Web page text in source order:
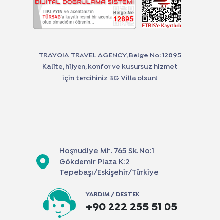
TRAVOIA TRAVEL AGENCY, Belge No: 12895
Kalite, hijyen, konfor ve kusursuz hizmet
için tercihiniz BG Villa olsun!
Hoşnudiye Mh. 765 Sk. No:1
Gökdemir Plaza K:2
Tepebaşı/Eskişehir/Türkiye
YARDIM / DESTEK
+90 222 255 51 05